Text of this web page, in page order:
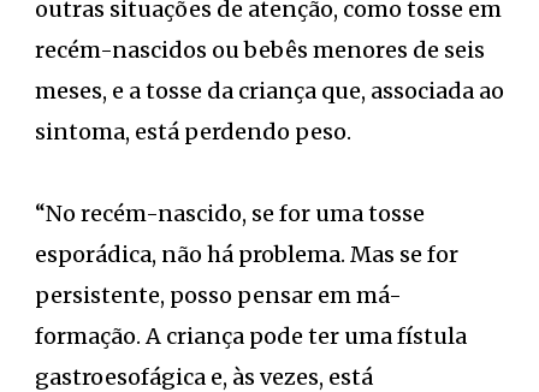
outras situações de atenção, como tosse em
recém-nascidos ou bebês menores de seis
meses, e a tosse da criança que, associada ao
sintoma, está perdendo peso.
“No recém-nascido, se for uma tosse
esporádica, não há problema. Mas se for
persistente, posso pensar em má-
formação. A criança pode ter uma fístula
gastroesofágica e, às vezes, está